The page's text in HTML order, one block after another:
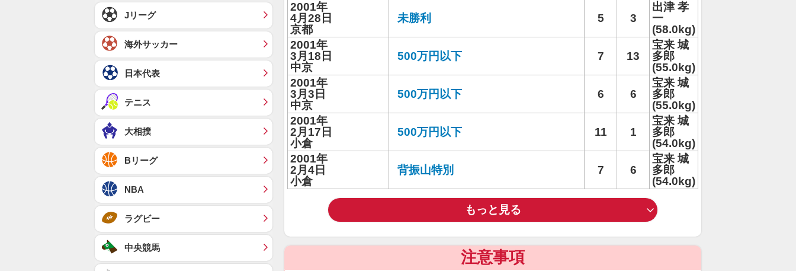
2001年
4月28日
京都
未勝利 5 3
出津 孝
一
(58.0kg)
2001年
3月18日
中京
500万円以下 7 13
宝来 城
多郎
(55.0kg)
2001年
3月3日
中京
500万円以下 6 6
宝来 城
多郎
(55.0kg)
2001年
2月17日
小倉
500万円以下 11 1
宝来 城
多郎
(54.0kg)
2001年
2月4日
小倉
背振山特別 7 6
宝来 城
多郎
(54.0kg)
もっと見る
注意事項
Jリーグ
海外サッカー
日本代表
テニス
大相撲
Bリーグ
NBA
ラグビー
中央競馬